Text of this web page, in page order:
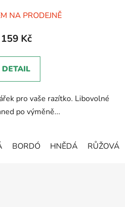
hodnocení
produktu
5,0
z
hvězdiček.
NA PRODEJNĚ
159 Kč
DETAIL
pro vaše razítko. Libovolné
po výměně...
BORDÓ HNĚDÁ RŮŽOVÁ